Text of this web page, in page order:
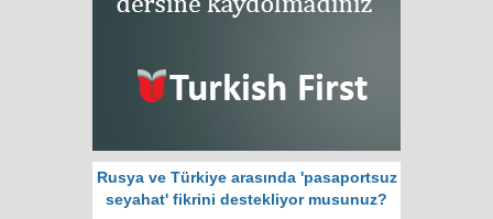
Rusya ve Türkiye arasında 'pasaportsuz
seyahat' fikrini destekliyor musunuz?